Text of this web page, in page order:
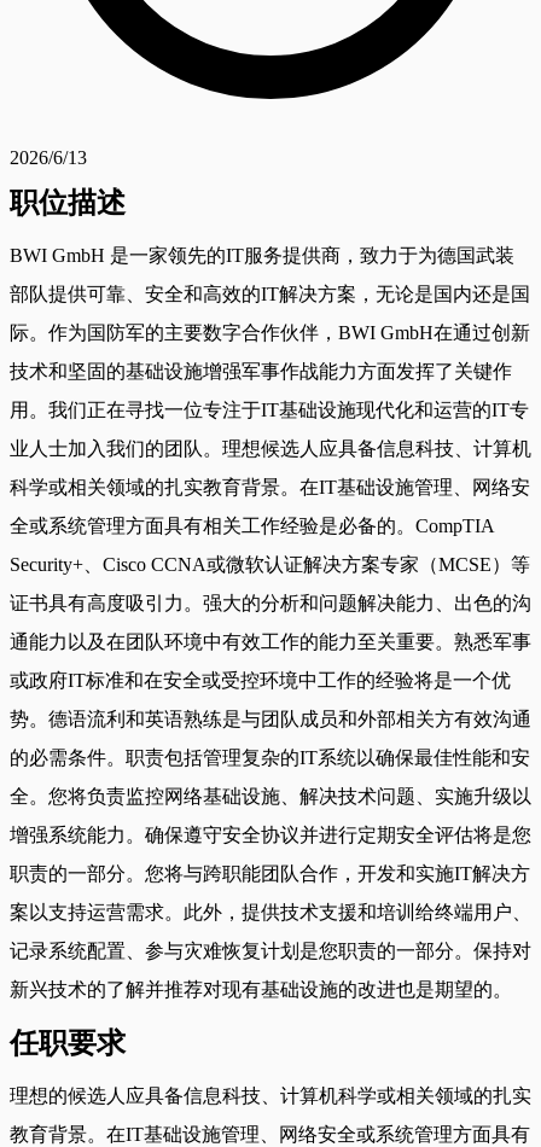
2026/6/13
职位描述
BWI GmbH 是一家领先的IT服务提供商，致力于为德国武装
部队提供可靠、安全和高效的IT解决方案，无论是国内还是国
际。作为国防军的主要数字合作伙伴，BWI GmbH在通过创新
技术和坚固的基础设施增强军事作战能力方面发挥了关键作
用。我们正在寻找一位专注于IT基础设施现代化和运营的IT专
业人士加入我们的团队。理想候选人应具备信息科技、计算机
科学或相关领域的扎实教育背景。在IT基础设施管理、网络安
全或系统管理方面具有相关工作经验是必备的。CompTIA
Security+、Cisco CCNA或微软认证解决方案专家（MCSE）等
证书具有高度吸引力。强大的分析和问题解决能力、出色的沟
通能力以及在团队环境中有效工作的能力至关重要。熟悉军事
或政府IT标准和在安全或受控环境中工作的经验将是一个优
势。德语流利和英语熟练是与团队成员和外部相关方有效沟通
的必需条件。职责包括管理复杂的IT系统以确保最佳性能和安
全。您将负责监控网络基础设施、解决技术问题、实施升级以
增强系统能力。确保遵守安全协议并进行定期安全评估将是您
职责的一部分。您将与跨职能团队合作，开发和实施IT解决方
案以支持运营需求。此外，提供技术支援和培训给终端用户、
记录系统配置、参与灾难恢复计划是您职责的一部分。保持对
新兴技术的了解并推荐对现有基础设施的改进也是期望的。
任职要求
理想的候选人应具备信息科技、计算机科学或相关领域的扎实
教育背景。在IT基础设施管理、网络安全或系统管理方面具有